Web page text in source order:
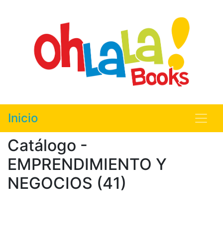
Inicio
Catálogo -
EMPRENDIMIENTO Y
NEGOCIOS (41)